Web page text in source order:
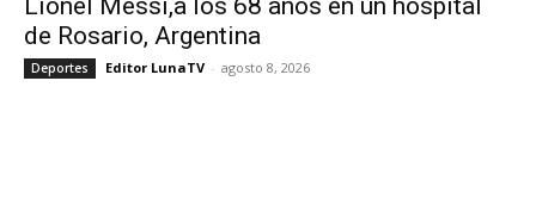
Lionel Messi,a los 68 años en un hospital
de Rosario, Argentina
Deportes Editor LunaTV - agosto 8, 2026